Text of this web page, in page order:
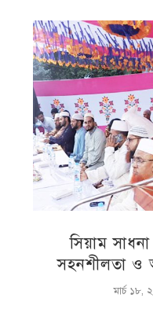
সিয়াম
সহনশীলতা ও
মার্চ ১৮,